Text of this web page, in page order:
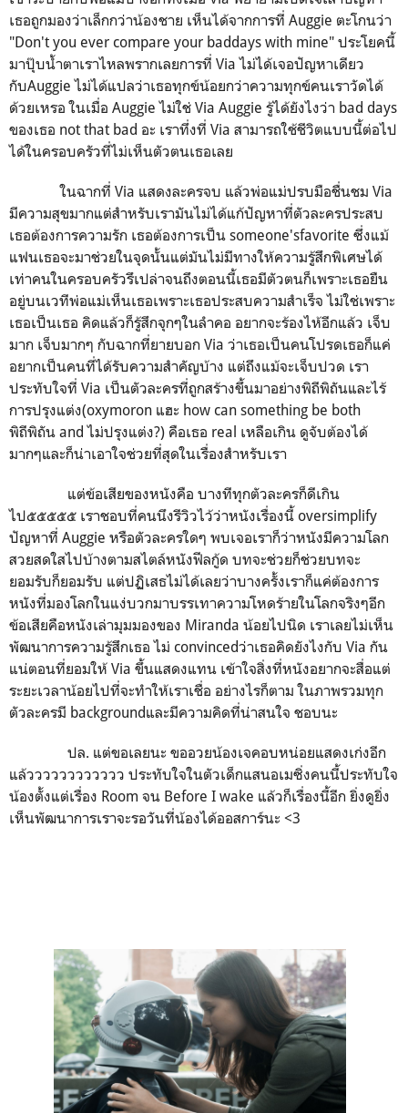
เธอถูกมองว่าเล็กกว่าน้องชาย เห็นได้จากการที่ Auggie ตะโกนว่า
"Don't you ever compare your baddays with mine" ประโยคนี้
มาปุ๊บน้ำตาเราไหลพรากเลยการที่ Via ไม่ได้เจอปัญหาเดียว
กับAuggie ไม่ได้แปลว่าเธอทุกข์น้อยกว่าความทุกข์คนเราวัดได้
ด้วยเหรอ ในเมื่อ Auggie ไม่ใช่ Via Auggie รู้ได้ยังไงว่า bad days
ของเธอ not that bad อะ เราทึ่งที่ Via สามารถใช้ชีวิตแบบนี้ต่อไป
ได้ในครอบครัวที่ไม่เห็นตัวตนเธอเลย
ในฉากที่ Via แสดงละครจบ แล้วพ่อแม่ปรบมือชื่นชม Via
มีความสุขมากแต่สำหรับเรามันไม่ได้แก้ปัญหาที่ตัวละครประสบ
เธอต้องการความรัก เธอต้องการเป็น someone'sfavorite ซึ่งแม้
แฟนเธอจะมาช่วยในจุดนั้นแต่มันไม่มีทางให้ความรู้สึกพิเศษได้
เท่าคนในครอบครัวรึเปล่าจนถึงตอนนี้เธอมีตัวตนก็เพราะเธอยืน
อยู่บนเวทีพ่อแม่เห็นเธอเพราะเธอประสบความสำเร็จ ไม่ใช่เพราะ
เธอเป็นเธอ คิดแล้วก็รู้สึกจุกๆในลำคอ อยากจะร้องไห้อีกแล้ว เจ็บ
มาก เจ็บมากๆ กับฉากที่ยายบอก Via ว่าเธอเป็นคนโปรดเธอก็แค่
อยากเป็นคนที่ได้รับความสำคัญบ้าง แต่ถึงแม้จะเจ็บปวด เรา
ประทับใจที่ Via เป็นตัวละครที่ถูกสร้างขึ้นมาอย่างพิถีพิถันและไร้
การปรุงแต่ง(oxymoron แฮะ how can something be both
พิถีพิถัน and ไม่ปรุงแต่ง?) คือเธอ real เหลือเกิน ดูจับต้องได้
มากๆและก็น่าเอาใจช่วยที่สุดในเรื่องสำหรับเรา
แต่ข้อเสียของหนังคือ บางทีทุกตัวละครก็ดีเกิน
ไป๕๕๕๕๕ เราชอบที่คนนึงรีวิวไว้ว่าหนังเรื่องนี้ oversimplify
ปัญหาที่ Auggie หรือตัวละครใดๆ พบเจอเราก็ว่าหนังมีความโลก
สวยสดใสไปบ้างตามสไตล์หนังฟีลกู้ด บทจะช่วยก็ช่วยบทจะ
ยอมรับก็ยอมรับ แต่ปฏิเสธไม่ได้เลยว่าบางครั้งเราก็แค่ต้องการ
หนังที่มองโลกในแง่บวกมาบรรเทาความโหดร้ายในโลกจริงๆอีก
ข้อเสียคือหนังเล่ามุมมองของ Miranda น้อยไปนิด เราเลยไม่เห็น
พัฒนาการความรู้สึกเธอ ไม่ convincedว่าเธอคิดยังไงกับ Via กัน
แน่ตอนที่ยอมให้ Via ขึ้นแสดงแทน เข้าใจสิ่งที่หนังอยากจะสื่อแต่
ระยะเวลาน้อยไปที่จะทำให้เราเชื่อ อย่างไรก็ตาม ในภาพรวมทุก
ตัวละครมี backgroundและมีความคิดที่น่าสนใจ ชอบนะ
ปล. แต่ขอเลยนะ ขออวยน้องเจคอบหน่อยแสดงเก่งอีก
แล้วววววววววววว ประทับใจในตัวเด็กแสนอเมซิ่งคนนี้ประทับใจ
น้องตั้งแต่เรื่อง Room จน Before I wake แล้วก็เรื่องนี้อีก ยิ่งดูยิ่ง
เห็นพัฒนาการเราจะรอวันที่น้องได้ออสการ์นะ <3